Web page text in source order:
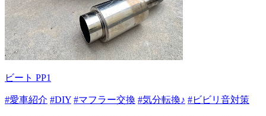
ビート PP1
#愛車紹介 #DIY #マフラー交換 #気分転換♪ #ビビリ音対策